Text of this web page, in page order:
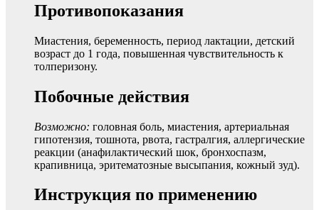
Противопоказания
Миастения, беременность, период лактации, детский
возраст до 1 года, повышенная чувствительность к
толперизону.
Побочные действия
Возможно: головная боль, миастения, артериальная
гипотензия, тошнота, рвота, гастралгия, аллергические
реакции (анафилактический шок, бронхоспазм,
крапивница, эритематозные высыпания, кожный зуд).
Инструкция по применению